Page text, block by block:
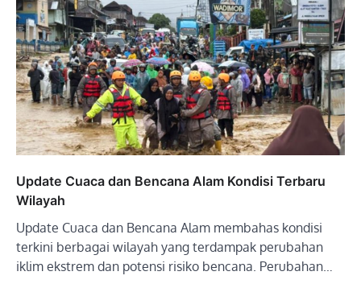
Update Cuaca dan Bencana Alam Kondisi Terbaru
Wilayah
Update Cuaca dan Bencana Alam membahas kondisi
terkini berbagai wilayah yang terdampak perubahan
iklim ekstrem dan potensi risiko bencana. Perubahan…